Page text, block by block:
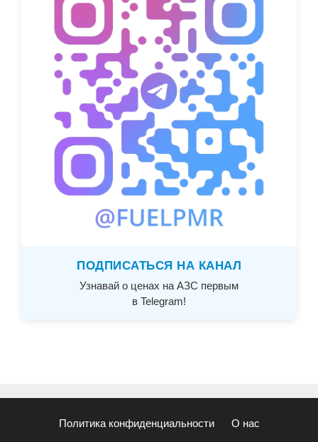
ПОДПИСАТЬСЯ НА КАНАЛ
Узнавай о ценах на АЗС первым
в Telegram!
Политика конфиденциальности О нас